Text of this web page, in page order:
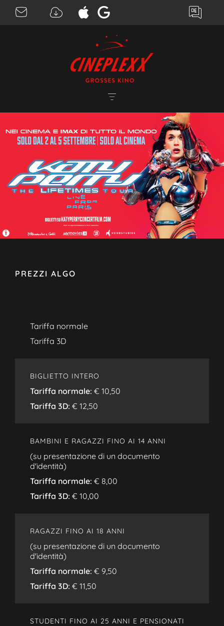
PREZZI ALGO
Tariffa normale
Tariffa 3D
BIGLIETTO INTERO
Tariffa normale: € 10,50
Tariffa 3D: € 12,50
BAMBINI E RAGAZZI FINO AI 14 ANNI
(su presentazione di un documento
d'identità)
Tariffa normale: € 8,00
Tariffa 3D: € 10,00
RAGAZZI FINO AI 18 ANNI
(su presentazione di un documento
d'identità)
Tariffa normale: € 9,50
Tariffa 3D: € 11,50
STUDENTI FINO AI 25 ANNI E PENSIONATI